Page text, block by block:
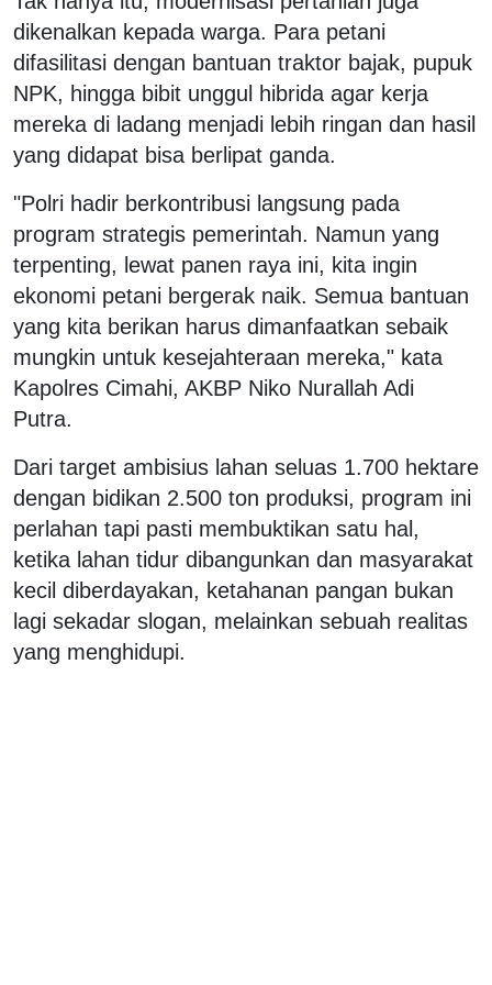
dikenalkan kepada warga. Para petani
difasilitasi dengan bantuan traktor bajak, pupuk
NPK, hingga bibit unggul hibrida agar kerja
mereka di ladang menjadi lebih ringan dan hasil
yang didapat bisa berlipat ganda.
"Polri hadir berkontribusi langsung pada
program strategis pemerintah. Namun yang
terpenting, lewat panen raya ini, kita ingin
ekonomi petani bergerak naik. Semua bantuan
yang kita berikan harus dimanfaatkan sebaik
mungkin untuk kesejahteraan mereka," kata
Kapolres Cimahi, AKBP Niko Nurallah Adi
Putra.
Dari target ambisius lahan seluas 1.700 hektare
dengan bidikan 2.500 ton produksi, program ini
perlahan tapi pasti membuktikan satu hal,
ketika lahan tidur dibangunkan dan masyarakat
kecil diberdayakan, ketahanan pangan bukan
lagi sekadar slogan, melainkan sebuah realitas
yang menghidupi.